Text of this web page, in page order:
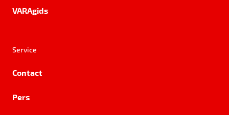
VARAgids
Service
Contact
Pers